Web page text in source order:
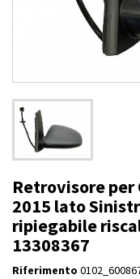
Retrovisore per
2015 lato
ripiegabile
13308367
Riferimento